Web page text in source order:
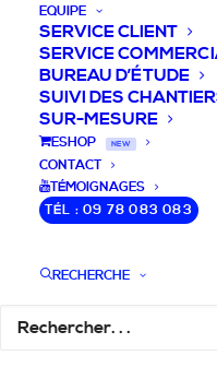
EQUIPE
SERVICE CLIENT
SERVICE
BUREAU D’ÉTUDE
SUIVI DES
SUR-MESURE
ESHOP NEW
CONTACT
TÉMOIGNAGES
TÉL : 09 78 083 083
RECHERCHE
DEVIS /